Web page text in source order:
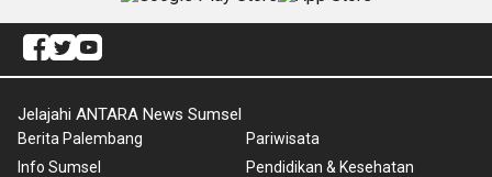
Jelajahi ANTARA News Sumsel
Berita Palembang
Info Sumsel
Pariwisata
Pendidikan & Kesehatan